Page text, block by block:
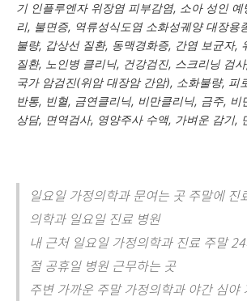
기 인플루엔자 위장염 피부감염, 소아 성인
리, 불면증, 역류성식도염 소화성궤양 대장용
불량, 갑상선 질환, 동맥경화증, 간염 보균자,
질환, 노인병 클리닉, 건강검진, 스크리닝 검
국가 암검진(위암 대장암 간암), 소화불량, 피
반통, 빈혈, 금연클리닉, 비만클리닉, 금주, 비
상담, 면역검사, 영양주사 수액, 가벼운 감기,
일요일 가정의학과 문여는 곳 주말에 진
의학과 일요일 진료 병원
내 근처 일요일 가정의학과 진료 주말
절 공휴일 병원 근무하는 곳
주변 가까운 주말 가정의학과 야간 심야